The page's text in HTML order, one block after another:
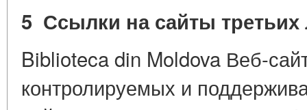
5 Ссылки на сайты третьих
Biblioteca din Moldova Веб-
контролируемых и